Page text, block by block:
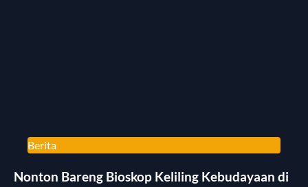
Berita
Nonton Bareng Bioskop Keliling Kebudayaan di